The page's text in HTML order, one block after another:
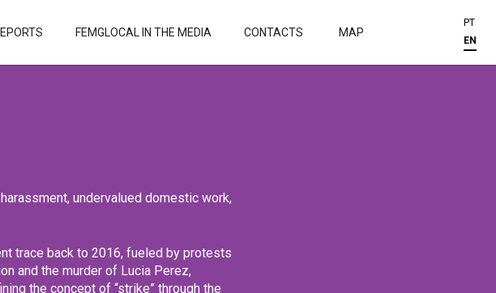
FEMGLOCAL IN THE MEDIA CONTACTS MAP
PT
EN
undervalued domestic work,
trace back to 2016, fueled by protests
and the murder of Lucia Perez,
the concept of “strike” through the